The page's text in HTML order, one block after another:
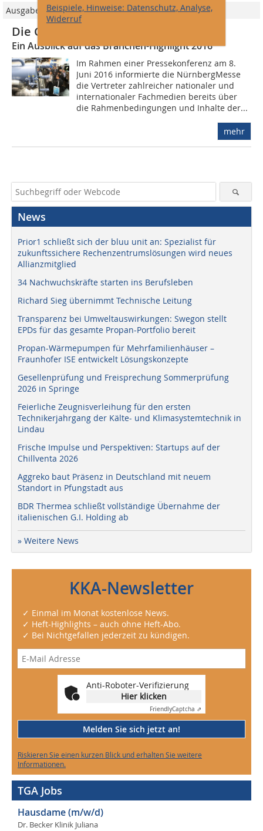
Beispiele, Hinweise: Datenschutz, Analyse,
Widerruf
Ausgabe 04/2016
Die Chillventa wächst
Ein Ausblick auf das Branchen-Highlight 2016
Im Rahmen einer Pressekonferenz am 8.
Juni 2016 informierte die NürnbergMesse
die Vertreter zahlreicher nationaler und
internationaler Fachmedien bereits über
die Rahmenbedingungen und Inhalte der...
mehr
News
Prior1 schließt sich der bluu unit an: Spezialist für
zukunftssichere Rechenzentrumslösungen wird neues
Allianzmitglied
34 Nachwuchskräfte starten ins Berufsleben
Richard Sieg übernimmt Technische Leitung
Transparenz bei Umweltauswirkungen: Swegon stellt
EPDs für das gesamte Propan-Portfolio bereit
Propan-Wärmepumpen für Mehrfamilienhäuser –
Fraunhofer ISE entwickelt Lösungskonzepte
Gesellenprüfung und Freisprechung Sommerprüfung
2026 in Springe
Feierliche Zeugnisverleihung für den ersten
Technikerjahrgang der Kälte- und Klimasystemtechnik in
Lindau
Frische Impulse und Perspektiven: Startups auf der
Chillventa 2026
Aggreko baut Präsenz in Deutschland mit neuem
Standort in Pfungstadt aus
BDR Thermea schließt vollständige Übernahme der
italienischen G.I. Holding ab
» Weitere News
KKA-Newsletter
✓ Einmal im Monat kostenlose News.
✓ Heft-Highlights – auch ohne Heft-Abo.
✓ Bei Nichtgefallen jederzeit zu kündigen.
Anti-Roboter-Verifizierung
Hier klicken
FriendlyCaptcha ⇗
Melden Sie sich jetzt an!
Riskieren Sie einen kurzen Blick und erhalten Sie weitere
Informationen.
TGA Jobs
Hausdame (m/w/d)
Dr. Becker Klinik Juliana